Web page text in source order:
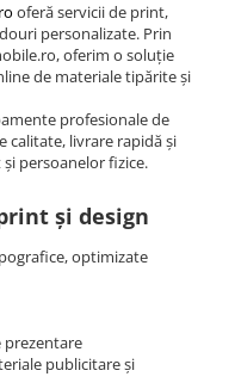
oferă servicii de print,
personalizate. Prin
oferim o soluție
de materiale tipărite și
profesionale de
calitate, livrare rapidă și
persoanelor fizice.
și design
optimizate
prezentare
publicitare și